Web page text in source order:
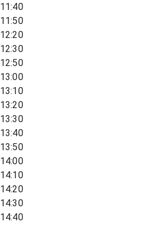
11:40
11:50
12:20
12:30
12:50
13:00
13:10
13:20
13:30
13:40
13:50
14:00
14:10
14:20
14:30
14:40